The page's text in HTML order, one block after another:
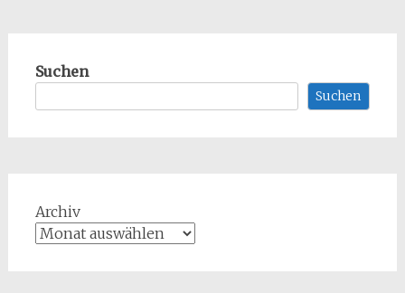
Suchen
Suchen
Archiv